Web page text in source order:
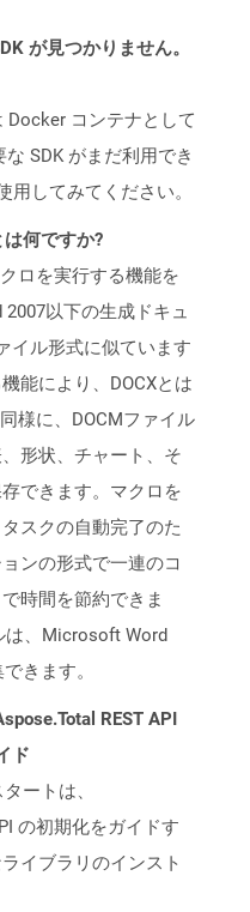
が見つかりません。
コンテナとして
SDK がまだ利用でき
用してみてください。
何ですか?
ロを実行する機能を
以下の生成ドキュ
イル形式に似ています
能により、DOCXとは
様に、DOCMファイル
形状、チャート、そ
できます。マクロを
スクの自動完了のた
ンの形式で一連のコ
時間を節約できま
は、Microsoft Word
きます。
REST API
ド
ートは、
の初期化をガイドす
イブラリのインスト